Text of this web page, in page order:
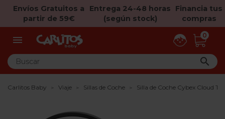
Envíos Gratuitos a
partir de 59€
Entrega 24-48 horas
(según stock)
Financia tus
compras
 0

Carlitos Baby Viaje Sillas de Coche Silla de Coche Cybex Cloud T